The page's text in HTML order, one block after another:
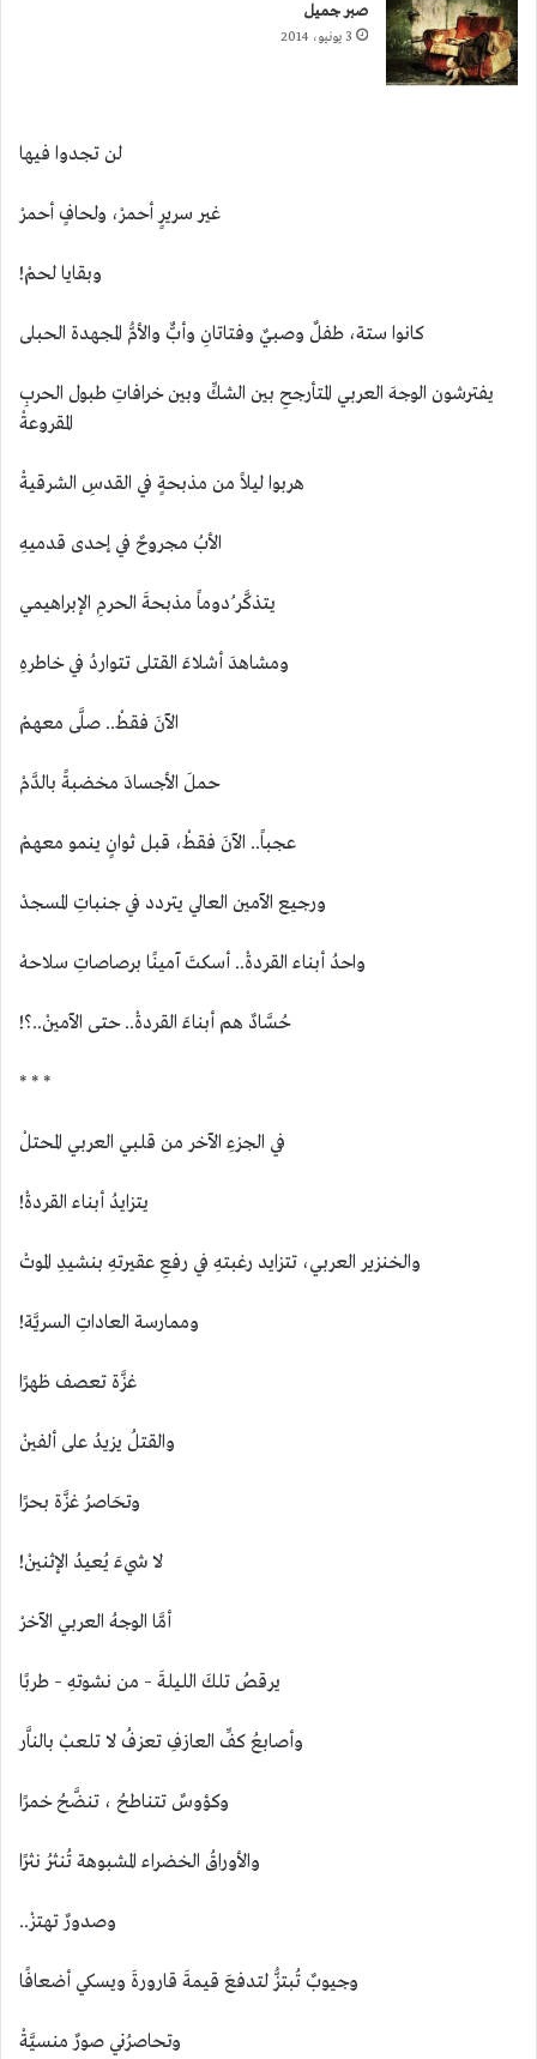
صبر جميل
3 يونيو، 2014
لن تجدوا فيها
غير سريرٍ أحمرْ، ولحافٍ أحمرْ
وبقايا لحمْ!
كانوا ستة، طفلٌ وصبيٌ وفتاتانِ وأبٌّ والأمُّ المجهدة الحبلى
يفترشون الوجهَ العربي المتأرجحِ بين الشكِّ وبين خرافاتِ طبول الحربِ
المقروعةْ
هربوا ليلاً من مذبحةٍ في القدسِ الشرقيةْ
الأبُ مجروحٌ في إحدى قدميهِ
يتذكَّر ُدوماً مذبحةَ الحرمِ الإبراهيمي
ومشاهدَ أشلاءَ القتلى تتواردُ في خاطرهِ
الآنَ فقطْ.. صلَّى معهمْ
حملَ الأجسادَ مخضبةً بالدَّمْ
عجباً.. الآنَ فقطْ، قبل ثوانٍ ينمو معهمْ
ورجيع الآمين العالي يتردد في جنباتِ المسجدْ
واحدُ أبناء القردةْ.. أسكتَ آمينًا برصاصاتِ سلاحهْ
حُسَّادٌ هم أبناءَ القردةْ.. حتى الآمينْ..؟!
* * *
في الجزءِ الآخر من قلبي العربي المحتلْ
يتزايدُ أبناء القردةْ!
والخنزير العربي، تتزايد رغبتهِ في رفعِ عقيرتهِ بنشيدِ الموتْ
وممارسة العاداتِ السريَّة!
غزَّة تعصف ظهرًا
والقتلُ يزيدُ على ألفينْ
وتحَاصرُ غزَّة بحرًا
لا شيءَ يُعيدُ الإثنينْ!
أمَّا الوجهُ العربي الآخرْ
يرقصُ تلكَ الليلةَ – من نشوتهِ – طربًا
وأصابعُ كفِّ العازفِ تعزفُ لا تلعبْ بالناَّر
وكؤوسٌ تتناطحُ ، تنضَّحُ خمرًا
والأوراقُ الخضراء المشبوهة تُنثرُ نثرًا
وصدورٌ تهتزْ..
وجيوبٌ تُبتزُّ لتدفعَ قيمةَ قارورةَ ويسكي أضعافًا
وتحاصرُني صورٌ منسيَّةْ